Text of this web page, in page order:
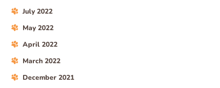
July 2022
May 2022
April 2022
March 2022
December 2021